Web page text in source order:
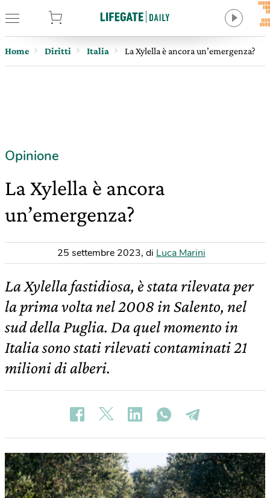
Home Diritti Italia La Xylella è ancora un’emergenza?
Opinione
La Xylella è ancora
un’emergenza?
25 settembre 2023, di Luca Marini
La Xylella fastidiosa, è stata rilevata per
la prima volta nel 2008 in Salento, nel
sud della Puglia. Da quel momento in
Italia sono stati rilevati contaminati 21
milioni di alberi.